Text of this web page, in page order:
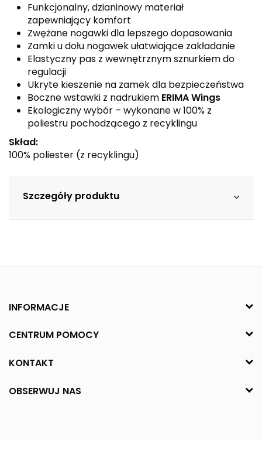
Funkcjonalny, dzianinowy materiał
zapewniający komfort
Zwężane nogawki dla lepszego dopasowania
Zamki u dołu nogawek ułatwiające zakładanie
Elastyczny pas z wewnętrznym sznurkiem do
regulacji
Ukryte kieszenie na zamek dla bezpieczeństwa
Boczne wstawki z nadrukiem ERIMA Wings
Ekologiczny wybór – wykonane w 100% z
poliestru pochodzącego z recyklingu
Skład:
100% poliester (z recyklingu)
Szczegóły produktu
INFORMACJE
CENTRUM POMOCY
KONTAKT
OBSERWUJ NAS